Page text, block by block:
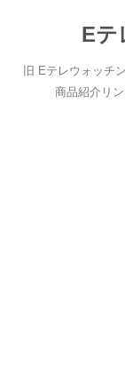
Eテ
旧 Eテレウォッ
商品紹介リ